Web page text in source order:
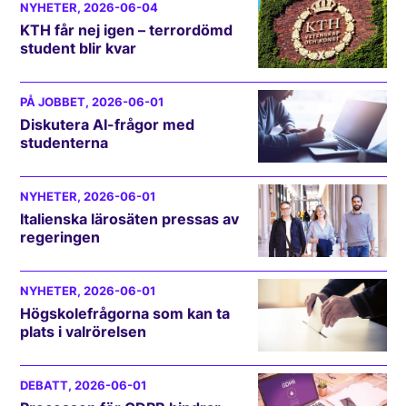
NYHETER, 2026-06-04
KTH får nej igen – terrordömd
student blir kvar
PÅ JOBBET, 2026-06-01
Diskutera AI-frågor med
studenterna
NYHETER, 2026-06-01
Italienska lärosäten pressas av
regeringen
NYHETER, 2026-06-01
Högskolefrågorna som kan ta
plats i valrörelsen
DEBATT, 2026-06-01